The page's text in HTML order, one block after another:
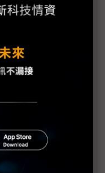
效能盼望大躍升
裝置可望邁向
小米成黑馬